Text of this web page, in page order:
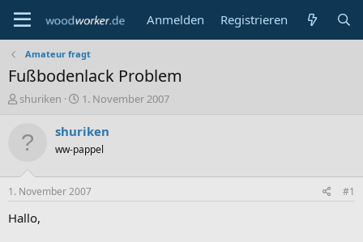
Anmelden Registrieren
Amateur fragt
Fußbodenlack Problem
E
t
l
e
r
shuriken
E
s
e
l
t
1. November 2007
shuriken
ww-pappel
1. November 2007 #1
Hallo,